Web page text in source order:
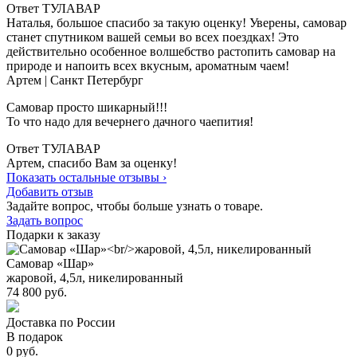
Ответ ТУЛАВАР
Наталья, большое спасибо за такую оценку! Уверены, самовар
станет спутником вашей семьи во всех поездках! Это
действительно особенное волшебство растопить самовар на
природе и напоить всех вкусным, ароматным чаем!
Артем | Санкт Петербург
Самовар просто шикарный!!!
То что надо для вечернего дачного чаепития!
Ответ ТУЛАВАР
Артем, спасибо Вам за оценку!
Показать остальные отзывы ›
Добавить отзыв
Задайте вопрос, чтобы больше узнать о товаре.
Задать вопрос
Подарки к заказу
Самовар «Шар»
жаровой, 4,5л, никелированный
74 800 руб.
Доставка по России
В подарок
0 руб.